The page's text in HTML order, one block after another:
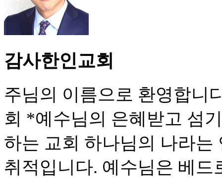
감사한인교회
주님의 이름으로 환영합니
회 *예수님의 은혜받고 섬
하는 교회 하나님의 나라
취적입니다. 예수님은 베